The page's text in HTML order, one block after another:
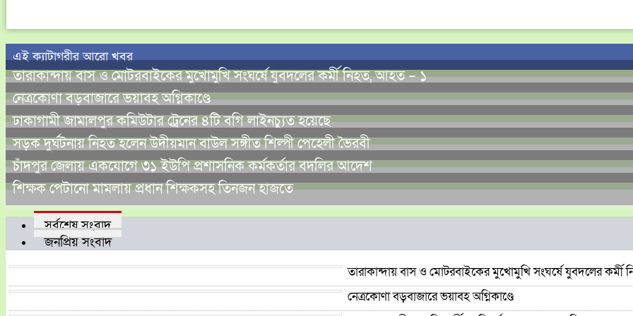
এই ক্যাটাগরীর আরো খবর
তারাকান্দায় বাস ও মোটরবাইকের মুখোমুখি সংঘর্ষে যুবদলের কর্মী নিহত, আহত – ১
নেত্রকোণা বড়বাজারে ভয়াবহ অগ্নিকাণ্ডে
ঢাকাগামী জামালপুর কমিউটার ট্রেনের ৪টি বগি লাইনচ্যুত হয়েছে
সড়ক দুর্ঘটনায় নিহত হলেন উদীয়মান বাউল সঙ্গীত শিল্পী পেহেলী ভৈরবী
চাঁদপুর জেলায় একযোগে ৩১ ইউপি প্রশাসনিক কর্মকর্তার বদলির আদেশ
শিক্ষক পেটানো মামলায় প্রধান শিক্ষকসহ তিনজন হাজতে
সর্বশেষ সংবাদ
জনপ্রিয় সংবাদ
তারাকান্দায় বাস ও মোটরবাইকের মুখোমুখি সংঘর্ষে যুবদলের
নেত্রকোণা বড়বাজারে ভয়াবহ অগ্নিকাণ্ডে